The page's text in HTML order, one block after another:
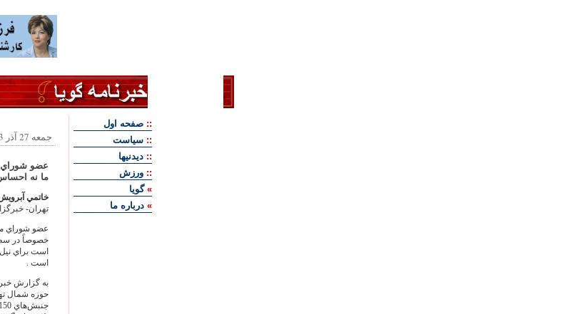
جمعه 27 آذر 1383
عضو شوراي
ما نه
خاتمي
تهران-
عضو شوراي
خصوصاً در
است براي
است .
به گزارش
حوزه شمال
:: صفحه اول
:: سياست
:: ديدنيها
:: ورزش
»گويا
» درباره ما